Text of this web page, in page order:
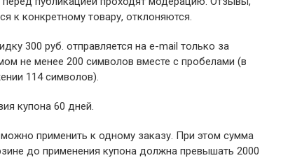
к конкретному товару, отклоняются.
300 руб. отправляется на e-mail только за
не менее 200 символов вместе с пробелами (в
114 символов).
купона 60 дней.
применить к одному заказу. При этом сумма
до применения купона должна превышать 2000